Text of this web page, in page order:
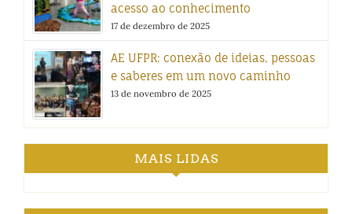
acesso ao conhecimento
17 de dezembro de 2025
AE UFPR: conexão de ideias, pessoas
e saberes em um novo caminho
13 de novembro de 2025
MAIS LIDAS